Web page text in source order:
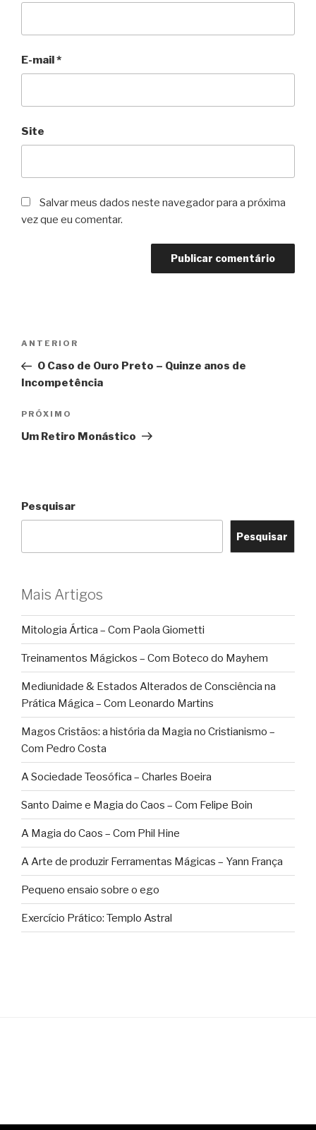
E-mail*
Site
Salvar meus dados neste navegador para a próxima
vez que eu comentar.
Post
Post
anterior
ANTERIOR
O Caso de Ouro Preto – Quinze anos de
Incompetência
Próximo
post
PRÓXIMO
Um Retiro Monástico
Pesquisar
Pesquisar
Mais Artigos
Mitologia Ártica – Com Paola Giometti
Treinamentos Mágickos – Com Boteco do Mayhem
Mediunidade & Estados Alterados de Consciência na
Prática Mágica – Com Leonardo Martins
Magos Cristãos: a história da Magia no Cristianismo –
Com Pedro Costa
A Sociedade Teosófica – Charles Boeira
Santo Daime e Magia do Caos – Com Felipe Boin
A Magia do Caos – Com Phil Hine
A Arte de produzir Ferramentas Mágicas – Yann França
Pequeno ensaio sobre o ego
Exercício Prático: Templo Astral